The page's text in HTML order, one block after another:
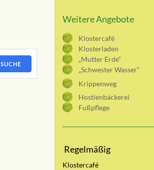
SUCHE
Weitere Angebote
Klostercafé
Klosterladen
„Mutter Erde“
„Schwester Wasser“
Krippenweg
Hostienbäckerei
Fußpflege
Regelmäßig
Klostercafé